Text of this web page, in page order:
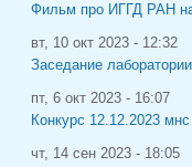
Фильм про ИГГД РАН на
вт, 10 окт 2023 - 12:32
Заседание
пт, 6 окт 2023 - 16:07
Конкурс 12.12.2023 мнс
чт, 14 сен 2023 - 18:05